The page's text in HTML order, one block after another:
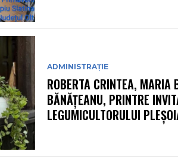
ADMINISTRAȚIE
ROBERTA CRINTEA, MARIA
BĂNĂȚEANU, PRINTRE
LEGUMICULTORULUI